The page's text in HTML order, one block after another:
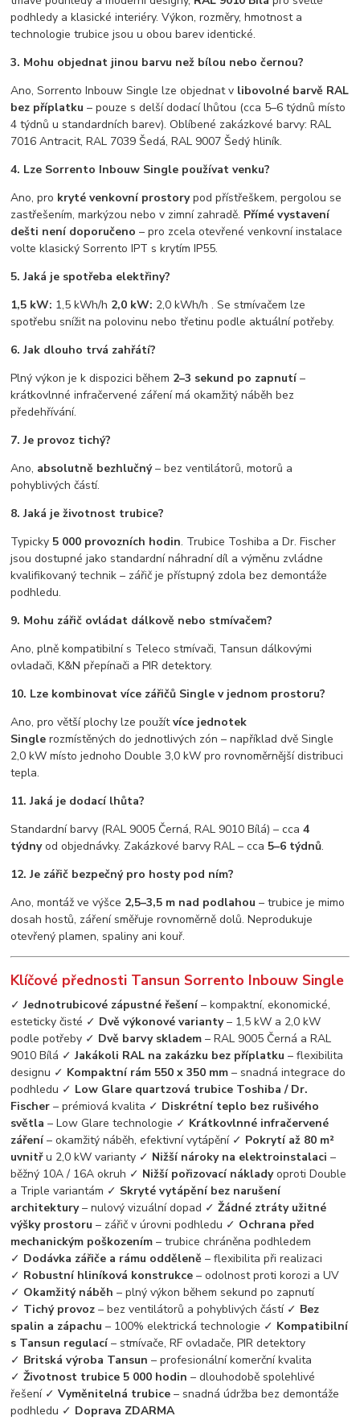
podhledy a klasické interiéry. Výkon, rozměry, hmotnost a
technologie trubice jsou u obou barev identické.
3. Mohu objednat jinou barvu než bílou nebo černou?
Ano, Sorrento Inbouw Single lze objednat v libovolné barvě RAL
bez příplatku – pouze s delší dodací lhůtou (cca 5–6 týdnů místo
4 týdnů u standardních barev). Oblíbené zakázkové barvy: RAL
7016 Antracit, RAL 7039 Šedá, RAL 9007 Šedý hliník.
4. Lze Sorrento Inbouw Single používat venku?
Ano, pro kryté venkovní prostorypod přístřeškem, pergolou se
zastřešením, markýzou nebo v zimní zahradě. Přímé vystavení
dešti není doporučeno – pro zcela otevřené venkovní instalace
volte klasický Sorrento IPT s krytím IP55.
5. Jaká je spotřeba elektřiny?
1,5 kW: 1,5 kWh/h 2,0 kW: 2,0 kWh/h . Se stmívačem lze
spotřebu snížit na polovinu nebo třetinu podle aktuální potřeby.
6. Jak dlouho trvá zahřátí?
Plný výkon je k dispozici během 2–3 sekund po zapnutí–
krátkovlnné infračervené záření má okamžitý náběh bez
předehřívání.
7. Je provoz tichý?
Ano, absolutně bezhlučný– bez ventilátorů, motorů a
pohyblivých částí.
8. Jaká je životnost trubice?
Typicky 5 000 provozních hodin. Trubice Toshiba a Dr. Fischer
jsou dostupné jako standardní náhradní díl a výměnu zvládne
kvalifikovaný technik – zářič je přístupný zdola bez demontáže
podhledu.
9. Mohu zářič ovládat dálkově nebo stmívačem?
Ano, plně kompatibilní s Teleco stmívači, Tansun dálkovými
ovladači, K&N přepínači a PIR detektory.
10. Lze kombinovat více zářičů Single v jednom prostoru?
Ano, pro větší plochy lze použítvíce jednotek
Single rozmístěných do jednotlivých zón – například dvě Single
2,0 kW místo jednoho Double 3,0 kW pro rovnoměrnější distribuci
tepla.
11. Jaká je dodací lhůta?
Standardní barvy (RAL 9005 Černá, RAL 9010 Bílá) – cca4
týdnyod objednávky. Zakázkové barvy RAL – cca 5–6 týdnů.
12. Je zářič bezpečný pro hosty pod ním?
Ano, montáž ve výšce 2,5–3,5 m nad podlahou – trubice je mimo
dosah hostů, záření směřuje rovnoměrně dolů. Neprodukuje
otevřený plamen, spaliny ani kouř.
Klíčové přednosti Tansun Sorrento Inbouw Single
✓Jednotrubicové zápustné řešení– kompaktní, ekonomické,
esteticky čisté ✓ Dvě výkonové varianty– 1,5 kW a 2,0 kW
podle potřeby ✓ Dvě barvy skladem – RAL 9005 Černá a RAL
9010 Bílá ✓Jakákoli RAL na zakázku bez příplatku – flexibilita
designu ✓ Kompaktní rám 550 x 350 mm – snadná integrace do
podhledu ✓ Low Glare quartzová trubice Toshiba / Dr.
Fischer – prémiová kvalita ✓ Diskrétní teplo bez rušivého
světla – Low Glare technologie ✓ Krátkovlnné infračervené
záření– okamžitý náběh, efektivní vytápění ✓ Pokrytí až 80 m²
uvnitřu 2,0 kW varianty ✓ Nižší nároky na elektroinstalaci –
běžný 10A / 16A okruh ✓ Nižší pořizovací nákladyoproti Double
a Triple variantám ✓ Skryté vytápění bez narušení
architektury– nulový vizuální dopad ✓Žádné ztráty užitné
výšky prostoru – zářič v úrovni podhledu ✓ Ochrana před
mechanickým poškozením – trubice chráněna podhledem
✓ Dodávka zářiče a rámu odděleně – flexibilita při realizaci
✓ Robustní hliníková konstrukce – odolnost proti korozi a UV
✓ Okamžitý náběh – plný výkon během sekund po zapnutí
✓ Tichý provoz – bez ventilátorů a pohyblivých částí ✓ Bez
spalin a zápachu – 100% elektrická technologie ✓ Kompatibilní
s Tansun regulací– stmívače, RF ovladače, PIR detektory
✓ Britská výroba Tansun – profesionální komerční kvalita
✓Životnost trubice 5 000 hodin – dlouhodobě spolehlivé
řešení ✓Vyměnitelná trubice – snadná údržba bez demontáže
podhledu ✓ Doprava ZDARMA